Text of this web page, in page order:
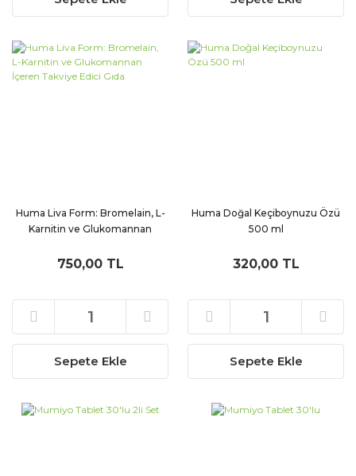
Huma Liva Form: Bromelain, L-
Karnitin ve Glukomannan
750,00 TL
Sepete Ekle
Huma Doğal Keçiboynuzu Özü
500 ml
320,00 TL
Sepete Ekle